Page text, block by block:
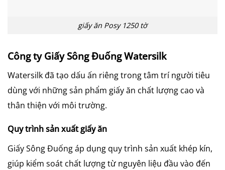
giấy ăn Posy 1250 tờ
Công ty Giấy Sông Đuống Watersilk
Watersilk đã tạo dấu ấn riêng trong tâm trí người tiêu
dùng với những sản phẩm giấy ăn chất lượng cao và
thân thiện với môi trường.
Quy trình sản xuất giấy ăn
Giấy Sông Đuống áp dụng quy trình sản xuất khép kín,
giúp kiểm soát chất lượng từ nguyên liệu đầu vào đến